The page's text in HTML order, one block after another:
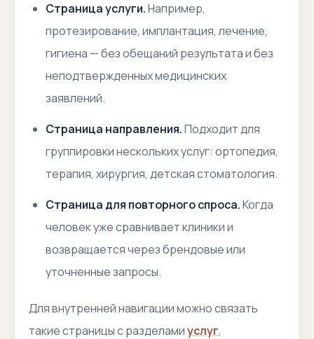
Страница услуги.Например,
протезирование, имплантация, лечение,
гигиена — без обещаний результата и без
неподтвержденных медицинских
заявлений.
Страница направления.Подходит для
группировки нескольких услуг: ортопедия,
терапия, хирургия, детская стоматология.
Страница для повторного спроса.Когда
человек уже сравнивает клиники и
возвращается через брендовые или
уточненные запросы.
Для внутренней навигации можно связать
такие страницы с разделамиуслуг,